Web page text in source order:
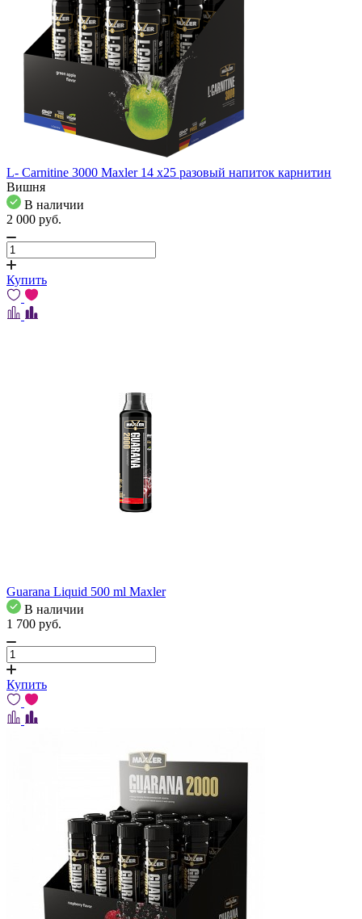
L- Carnitine 3000 Maxler 14 x25 разовый напиток карнитин
Вишня
В наличии
2 000 pуб.
Купить
Guarana Liquid 500 ml Maxler
В наличии
1 700 pуб.
Купить